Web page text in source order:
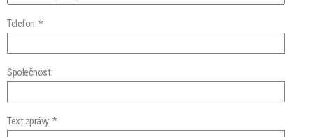
Telefon: *
Společnost:
Text zprávy: *